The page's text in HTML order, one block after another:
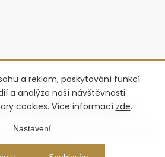
a reklam, poskytování funkcí
a analýze naší návštěvnosti
cookies. Více informací zde.
Nastavení
Shoptet Premium
fl. Všechna práva vyhrazena.
cookies